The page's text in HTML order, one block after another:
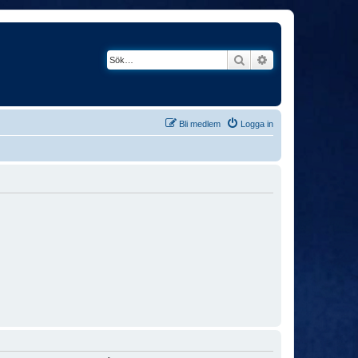
Sök
Logga in
Bli medlem